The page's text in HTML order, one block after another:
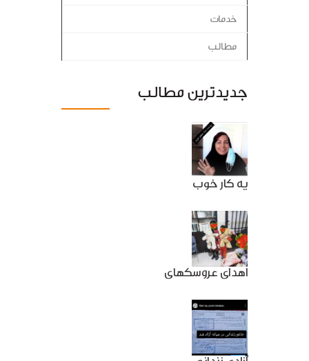
خدمات
مطالب
جدیدترین مطالب
یه کار خوب
اهدای عروسکهای